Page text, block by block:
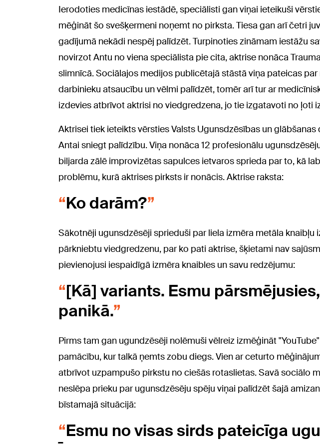
Ierodoties medicīnas iestādē, speciālisti gan viņai ieteikuši
mēģināt šo svešķermeni noņemt no pirksta. Tiesa gan arī četri
gadījumā nekādi nespēj palīdzēt. Turpinoties zināmam iestāžu
novirzot Antu no viena speciālista pie cita, aktrise nonāca
slimnīcā. Sociālajos medijos publicētajā stāstā viņa pateicas
darbinieku atsaucību un vēlmi palīdzēt, tomēr arī tur ar
izdevies atbrīvot aktrisi no viedgredzena, jo tie izgatavoti no ļoti
Aktrisei tiek ieteikts vērsties Valsts Ugunsdzēsības un glābšanas
Antai sniegt palīdzību. Viņa nonāca 12 profesionālu
biljarda zālē improvizētas sapulces ietvaros sprieda par to, kā
problēmu, kurā aktrises pirksts ir nonācis. Aktrise raksta:
Ko darām?
Sākotnēji ugunsdzēsēji sprieduši par liela izmēra metāla knaibļu
pārkniebtu viedgredzenu, par ko pati aktrise, šķietami nav
pievienojusi iespaidīgā izmēra knaibles un savu redzējumu:
[Kā] variants. Esmu
panikā.
Pirms tam gan ugundzēsēji nolēmuši vēlreiz izmēģināt
pamācību, kur talkā ņemts zobu diegs. Vien ar ceturto
atbrīvot uzpampušo pirkstu no ciešās rotaslietas. Savā sociālo
neslēpa prieku par ugunsdzēsēju spēju viņai palīdzēt šajā
bīstamajā situācijā:
Esmu no visas sirds pateicīga